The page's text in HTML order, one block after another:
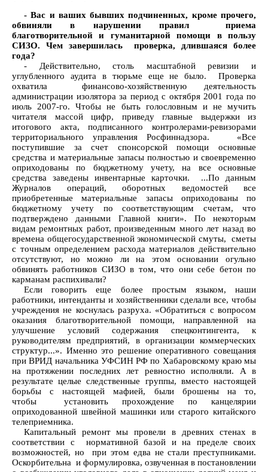
- Вас и ваших бывших подчиненных, кроме прочего,
обвиняли в нарушении правил приема
благотворительной и гуманитарной помощи в пользу
СИЗО. Чем завершилась проверка, длившаяся более
года?
- Действительно, столь масштабной ревизии и
углубленного аудита в тюрьме еще не было. Проверка
охватила финансово-хозяйственную деятельность
администрации изолятора за период с октября 2001 года по
июль 2007-го. Чтобы не быть голословным и не мучить
читателя массой цифр, приведу главные выдержки из
итогового акта, подписанного контролерами-ревизорами
территориального управления Росфиннадзора. «Все
поступившие за счет спонсорской помощи основные
средства и материальные запасы полностью и своевременно
оприходованы по бюджетному учету, на все основные
средства заведены инвентарные карточки. ...По данным
Журналов операций, оборотных ведомостей все
приобретенные материальные запасы оприходованы по
бюджетному учету по соответствующим счетам, что
подтверждено данными Главной книги». По некоторым
видам ремонтных работ, произведенным много лет назад во
времена общегосударственной экономической смуты, сметы
с точным определением расхода материалов действительно
отсутствуют, но можно ли на этом основании огульно
обвинять работников СИЗО в том, что они себе бетон по
карманам распихивали?
Если говорить еще более простым языком, наши
работники, интенданты и хозяйственники сделали все, чтобы
учреждения не коснулась разруха. «Обратиться с вопросом
оказания благотворительной помощи, направленной на
улучшение условий содержания спецконтингента, к
руководителям предприятий, в организации коммерческих
структур...». Именно это решение оперативного совещания
при ВРИД начальника УФСИН РФ по Хабаровскому краю мы
на протяжении последних лет ревностно исполняли. А в
результате целые следственные группы, вместо настоящей
борьбы с настоящей мафией, были брошены на то,
чтобы установить прохождение по канцелярии
оприходованной швейной машинки или старого китайского
телеприемника.
Капитальный ремонт мы провели в древних стенах в
соответствии с нормативной базой и на пределе своих
возможностей, но при этом едва не стали преступниками.
Оскорбительна и формулировка, озвученная в постановлении